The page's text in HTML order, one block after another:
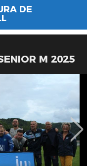
DE
M 2025